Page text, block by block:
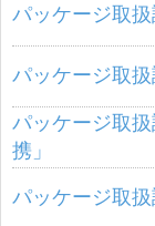
パッケージ取扱
パッケージ取扱
パッケージ取
携」
パッケージ取扱